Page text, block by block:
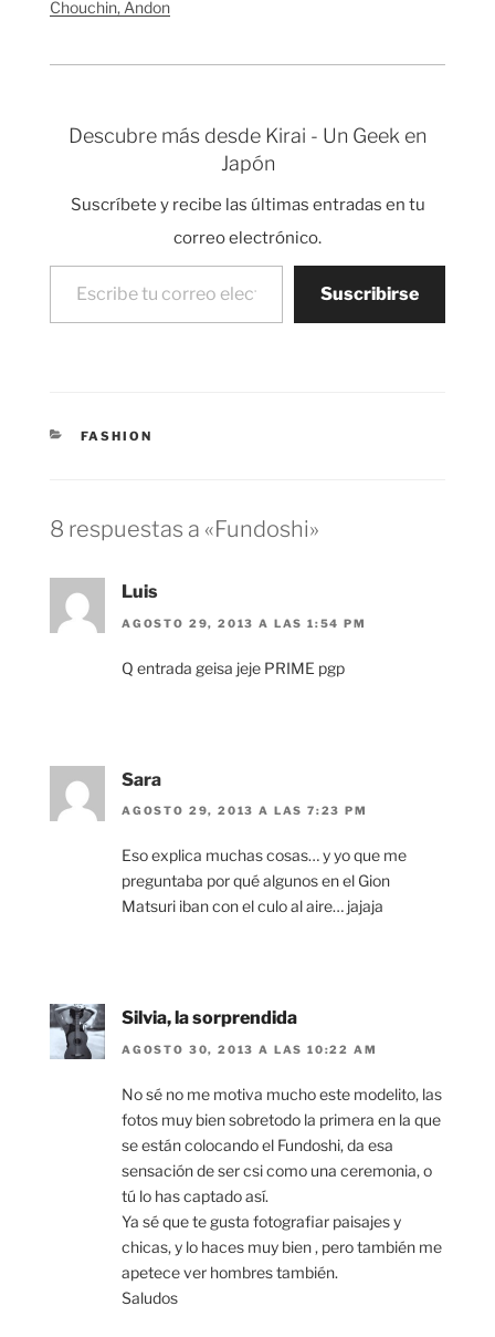
Chouchin, Andon
Descubre más desde Kirai - Un Geek en
Japón
Suscríbete y recibe las últimas entradas en tu
correo electrónico.
Escribe tu correo electrónico…
Suscribirse
CATEGORÍAS
FASHION
8 respuestas a «Fundoshi»
Luis
AGOSTO 29, 2013 A LAS 1:54 PM
Q entrada geisa jeje PRIME pgp
Sara
AGOSTO 29, 2013 A LAS 7:23 PM
Eso explica muchas cosas… y yo que me
preguntaba por qué algunos en el Gion
Matsuri iban con el culo al aire… jajaja
Silvia, la sorprendida
AGOSTO 30, 2013 A LAS 10:22 AM
No sé no me motiva mucho este modelito, las
fotos muy bien sobretodo la primera en la que
se están colocando el Fundoshi, da esa
sensación de ser csi como una ceremonia, o
tú lo has captado así.
Ya sé que te gusta fotografiar paisajes y
chicas, y lo haces muy bien , pero también me
apetece ver hombres también.
Saludos